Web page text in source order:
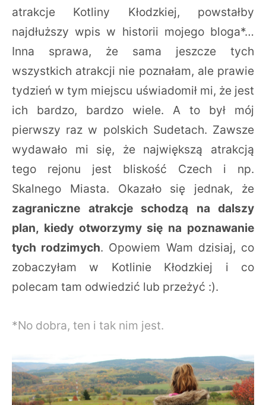
atrakcje Kotliny Kłodzkiej, powstałby
najdłuższy wpis w historii mojego bloga*…
Inna sprawa, że sama jeszcze tych
wszystkich atrakcji nie poznałam, ale prawie
tydzień w tym miejscu uświadomił mi, że jest
ich bardzo, bardzo wiele. A to był mój
pierwszy raz w polskich Sudetach. Zawsze
wydawało mi się, że największą atrakcją
tego rejonu jest bliskość Czech i np.
Skalnego Miasta. Okazało się jednak, że
zagraniczne atrakcje schodzą na dalszy
plan, kiedy otworzymy się na poznawanie
tych rodzimych. Opowiem Wam dzisiaj, co
zobaczyłam w Kotlinie Kłodzkiej i co
polecam tam odwiedzić lub przeżyć :).
*No dobra, ten i tak nim jest.